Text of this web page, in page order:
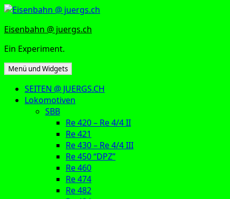
Zum
springen
Eisenbahn @ juergs.ch
Ein Experiment.
Menü und Widgets
SEITEN @ JUERGS.CH
Lokomotiven
SBB
Re 420 – Re 4/4 II
Re 421
Re 430 – Re 4/4 III
Re 450 “DPZ”
Re 460
Re 474
Re 482